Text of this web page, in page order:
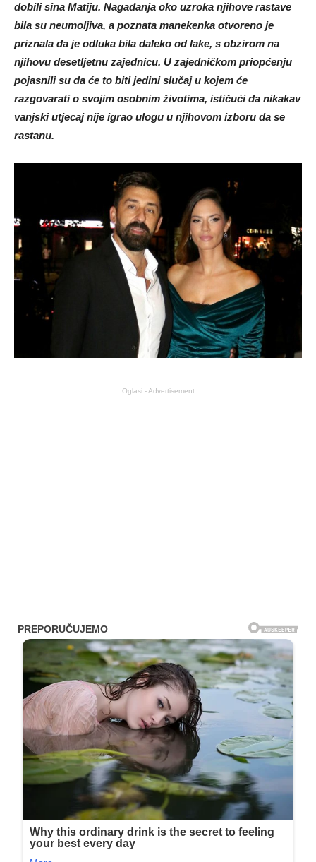
dobili sina Matiju. Nagađanja oko uzroka njihove rastave
bila su neumoljiva, a poznata manekenka otvoreno je
priznala da je odluka bila daleko od lake, s obzirom na
njihovu desetljetnu zajednicu. U zajedničkom priopćenju
pojasnili su da će to biti jedini slučaj u kojem će
razgovarati o svojim osobnim životima, ističući da nikakav
vanjski utjecaj nije igrao ulogu u njihovom izboru da se
rastanu.
Oglasi - Advertisement